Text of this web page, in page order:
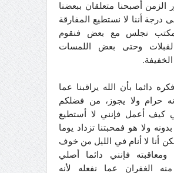
الزمن أصبحنا متعلقان ببعضنا
درجة أننا لا نستطيع المفارقة
نجلس مع بعض فنقوم
القبلات وحتى بعض اللمسات
دائما بأن الله يراقبنا عما
حرام ولا يجوز، من فضلكم
كيف أعمل فإنني لا أستطيع
ولا هو فمحبتنا تزداد يوما
أنا لا أنام في الليل من خوف
ومعاقبته فإنني دائما أصلي
الغفران عما نفعله لأنه